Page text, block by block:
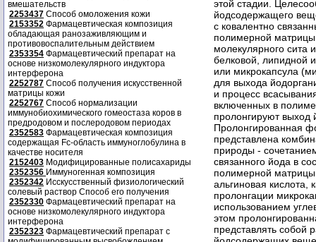
вмешательств
2253437 Способ омоложения кожи
2153352 Фармацевтическая композиция
обладающая ранозаживляющим и
противовоспалительным действием
2353354 Фармацевтический препарат на
основе низкомолекулярного индуктора
интерферона
2252787 Способ получения искусственной
матрицы кожи
2252767 Способ нормализации
иммунобиохимического гомеостаза коров в
предродовом и послеродовом периодах
2352583 Фармацевтическая композиция
содержащая Fc-область иммуноглобулина в
качестве носителя
2152403 Модифицированные полисахариды
2352356 Иммуногенная композиция
2352342 Исскусственный физиологический
солевый раствор Способ его получения
2352330 Фармацевтический препарат на
основе низкомолекулярного индуктора
интерферона
2352323 Фармацевтический препарат с